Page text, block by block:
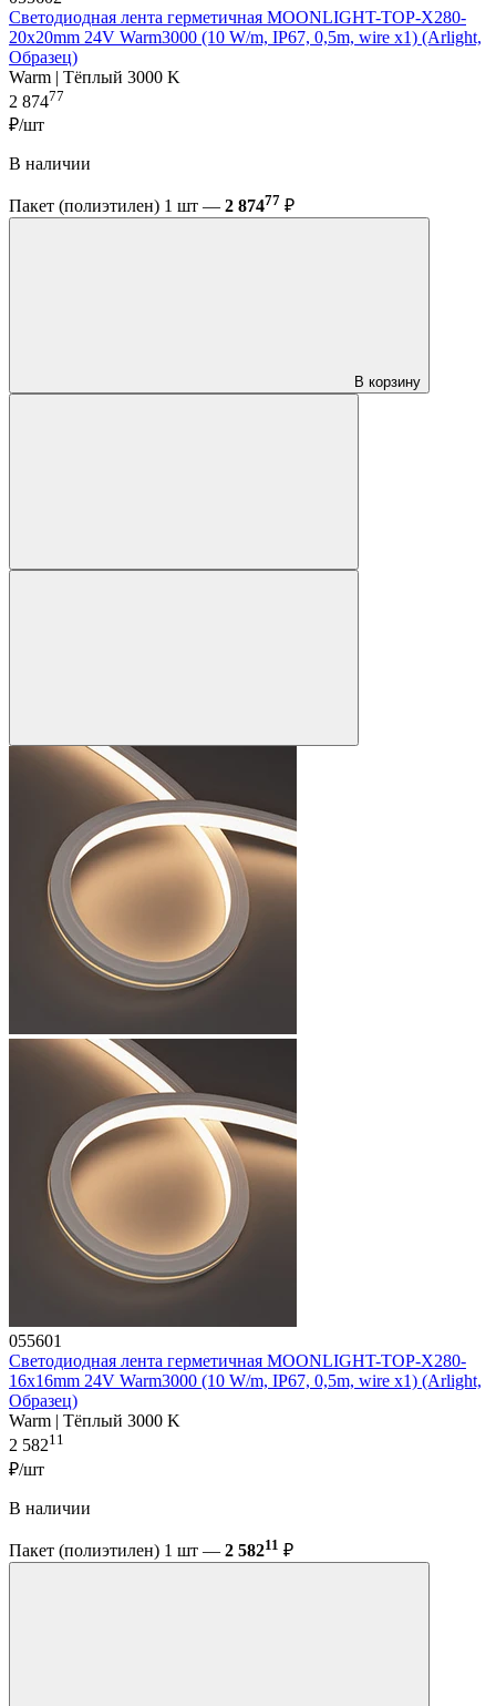
Светодиодная лента герметичная MOONLIGHT-TOP-X280-
20x20mm 24V Warm3000 (10 W/m, IP67, 0,5m, wire x1) (Arlight,
Образец)
Warm | Тёплый 3000 K
2 87477
₽/шт
В наличии
Пакет (полиэтилен) 1 шт — 2 87477 ₽
В корзину
055601
Светодиодная лента герметичная MOONLIGHT-TOP-X280-
16x16mm 24V Warm3000 (10 W/m, IP67, 0,5m, wire x1) (Arlight,
Образец)
Warm | Тёплый 3000 K
2 58211
₽/шт
В наличии
Пакет (полиэтилен) 1 шт — 2 58211 ₽